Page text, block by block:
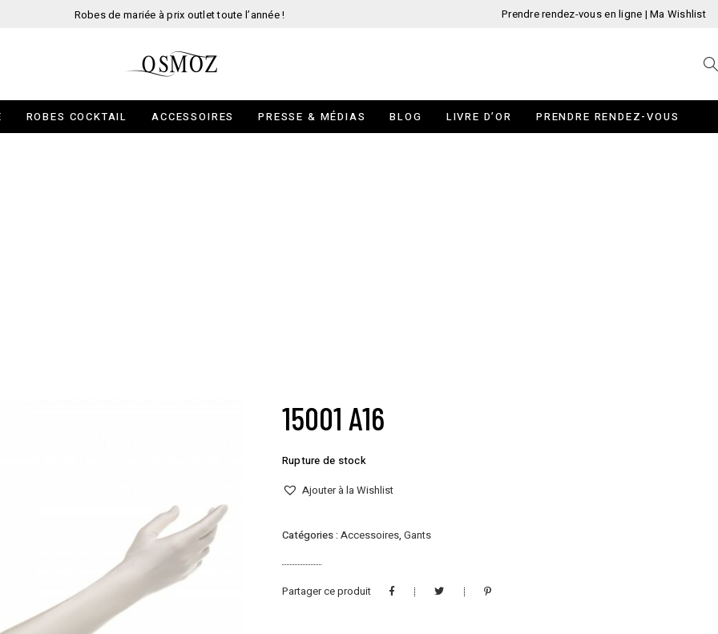
Robes de mariée à prix outlet toute l’année ! Prendre rendez-vous en ligne |Ma Wishlist
ROBES COCKTAIL ACCESSOIRES PRESSE & MÉDIAS BLOG LIVRE D’OR PRENDRE RENDEZ-VOUS
15001 A16
Rupture de stock
Ajouter à la Wishlist
Catégories : Accessoires, Gants
Partager ce produit